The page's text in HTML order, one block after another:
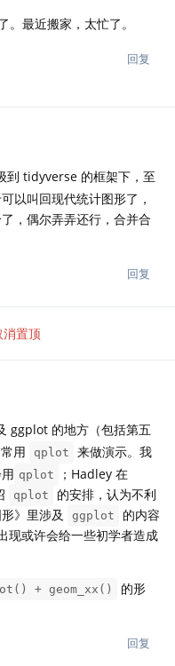
最近搬家，太忙了。
回复
到 tidyverse 的框架下，至
以叫回现代统计图形了，
，偶尔弄弄还行，合并合
回复
消置顶
ggplot 的地方（包括第五
常用 qplot
来做演示。我
qplot
；Hadley 在
qplot
的安排，认为不利
》里涉及
ggplot
的内容
现或许会给一些初学者造成
+ geom_xx()
的形
回复